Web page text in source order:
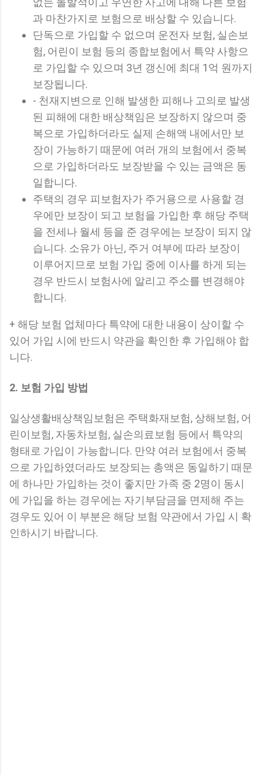
과 마찬가지로 보험으로 배상할 수 있습니다.
단독으로 가입할 수 없으며 운전자 보험, 실손보
험, 어린이 보험 등의 종합보험에서 특약 사항으
로 가입할 수 있으며 3년 갱신에 최대 1억 원까지
보장됩니다.
- 천재지변으로 인해 발생한 피해나 고의로 발생
된 피해에 대한 배상책임은 보장하지 않으며 중
복으로 가입하더라도 실제 손해액 내에서만 보
장이 가능하기 때문에 여러 개의 보험에서 중복
으로 가입하더라도 보장받을 수 있는 금액은 동
일합니다.
주택의 경우 피보험자가 주거용으로 사용할 경
우에만 보장이 되고 보험을 가입한 후 해당 주택
을 전세나 월세 등을 준 경우에는 보장이 되지 않
습니다. 소유가 아닌, 주거 여부에 따라 보장이
이루어지므로 보험 가입 중에 이사를 하게 되는
경우 반드시 보험사에 알리고 주소를 변경해야
합니다.
+ 해당 보험 업체마다 특약에 대한 내용이 상이할 수
있어 가입 시에 반드시 약관을 확인한 후 가입해야 합
니다.
2. 보험 가입 방법
일상생활배상책임보험은 주택화재보험, 상해보험, 어
린이보험, 자동차보험, 실손의료보험 등에서 특약의
형태로 가입이 가능합니다. 만약 여러 보험에서 중복
으로 가입하였더라도 보장되는 총액은 동일하기 때문
에 하나만 가입하는 것이 좋지만 가족 중 2명이 동시
에 가입을 하는 경우에는 자기부담금을 면제해 주는
경우도 있어 이 부분은 해당 보험 약관에서 가입 시 확
인하시기 바랍니다.